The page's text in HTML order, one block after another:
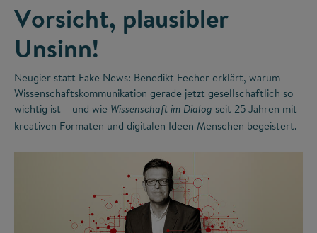
Vorsicht, plausibler
Unsinn!
Neugier statt Fake News: Benedikt Fecher erklärt, warum
Wissenschaftskommunikation gerade jetzt gesellschaftlich so
wichtig ist – und wie Wissenschaft im Dialog seit 25 Jahren mit
kreativen Formaten und digitalen Ideen Menschen begeistert.